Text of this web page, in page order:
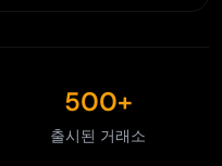
500+
출시된 거래소